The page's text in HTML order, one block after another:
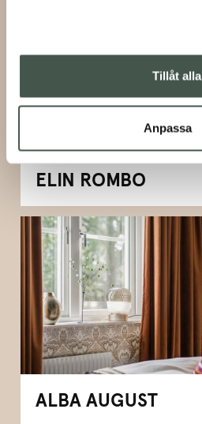
Tillåt alla
Anpassa
ELIN ROMBO
ALBA AUGUST